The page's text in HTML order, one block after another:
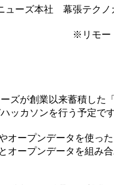
ューズ本社 幕張テクノ
※リモー
ズが創業以来蓄積した
ッカソンを行う予定です
オープンデータを使っ
オープンデータを組み